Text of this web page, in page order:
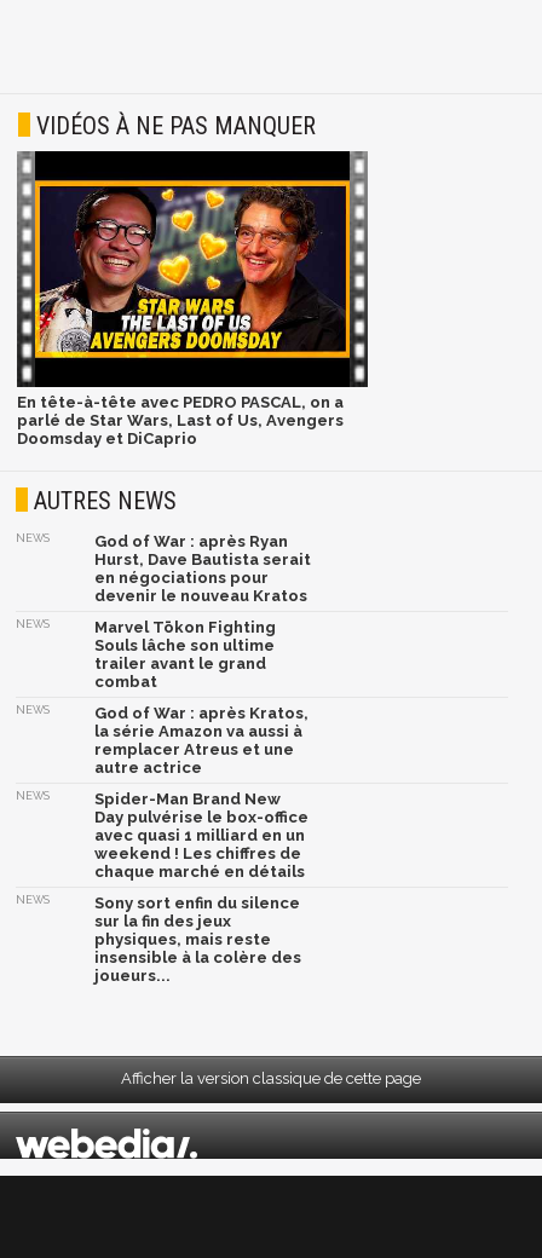
VIDÉOS À NE PAS MANQUER
En tête-à-tête avec PEDRO PASCAL, on a
parlé de Star Wars, Last of Us, Avengers
Doomsday et DiCaprio
AUTRES NEWS
NEWS
God of War : après Ryan
Hurst, Dave Bautista serait
en négociations pour
devenir le nouveau Kratos
NEWS
Marvel Tōkon Fighting
Souls lâche son ultime
trailer avant le grand
combat
NEWS
God of War : après Kratos,
la série Amazon va aussi à
remplacer Atreus et une
autre actrice
NEWS
Spider-Man Brand New
Day pulvérise le box-office
avec quasi 1 milliard en un
weekend ! Les chiffres de
chaque marché en détails
NEWS
Sony sort enfin du silence
sur la fin des jeux
physiques, mais reste
insensible à la colère des
joueurs...
Afficher la version classique de cette page